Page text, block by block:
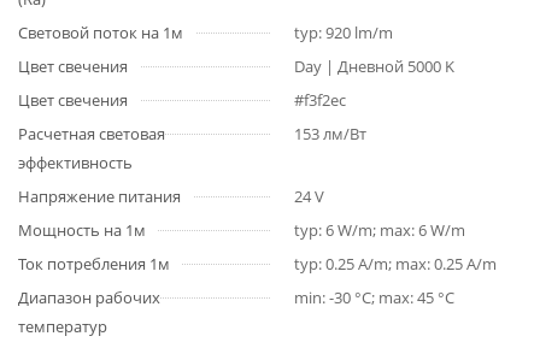
Световой поток на 1м
typ: 920 lm/m
Цвет свечения
Day | Дневной 5000 K
Цвет свечения
#f3f2ec
Расчетная световая
эффективность
153 лм/Вт
Напряжение питания
24 V
Мощность на 1м
typ: 6 W/m; max: 6 W/m
Ток потребления 1м
typ: 0.25 A/m; max: 0.25 A/m
Диапазон рабочих
температур
min: -30 °C; max: 45 °C